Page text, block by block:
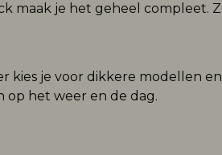
maak je het geheel compleet.
kies je voor dikkere modellen
op het weer en de dag.